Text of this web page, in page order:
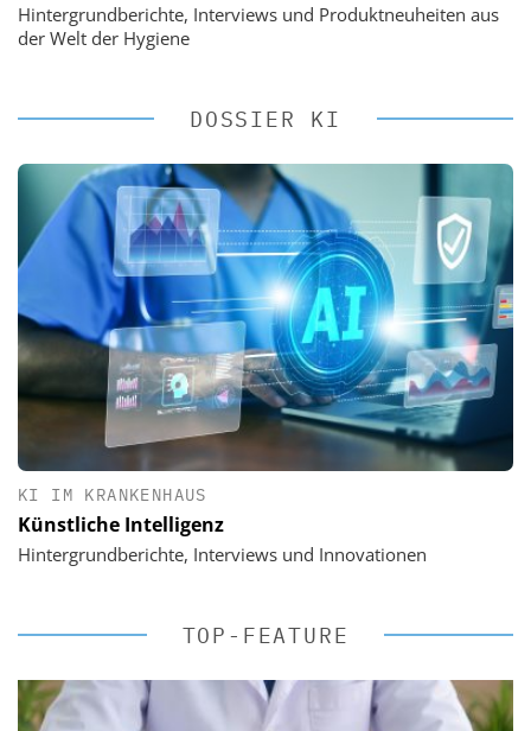
Hintergrundberichte, Interviews und Produktneuheiten aus
der Welt der Hygiene
DOSSIER KI
KI IM KRANKENHAUS
Künstliche Intelligenz
Hintergrundberichte, Interviews und Innovationen
TOP-FEATURE